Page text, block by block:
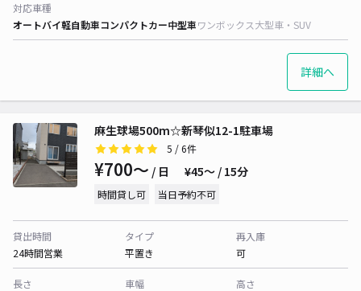
対応車種
オートバイ軽自動車コンパクトカー中型車ワンボックス大型車・SUV
詳細へ
麻生球場500m☆新琴似12-1駐車場
5 / 6件
¥700〜 / 日 ¥45〜 / 15分
時間貸し可 当日予約不可
貸出時間
24時間営業
タイプ
平置き
再入庫
可
長さ
車幅
高さ